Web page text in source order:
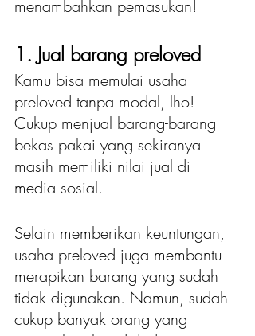
menambahkan pemasukan!
1. Jual barang preloved
Kamu bisa memulai usaha
preloved tanpa modal, lho!
Cukup menjual barang-barang
bekas pakai yang sekiranya
masih memiliki nilai jual di
media sosial.
Selain memberikan keuntungan,
usaha preloved juga membantu
merapikan barang yang sudah
tidak digunakan. Namun, sudah
cukup banyak orang yang